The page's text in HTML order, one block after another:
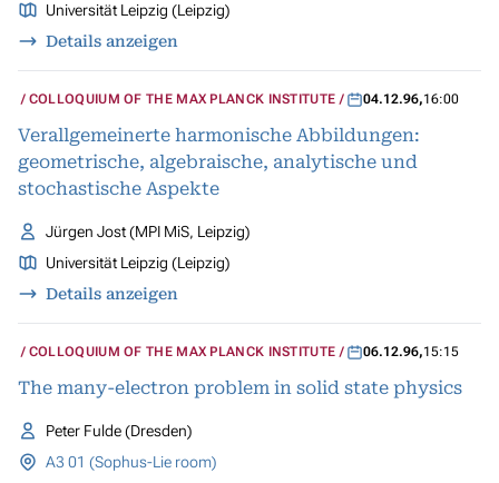
Universität Leipzig (Leipzig)
Details anzeigen
COLLOQUIUM OF THE MAX PLANCK INSTITUTE 04.12.96,16:00
Verallgemeinerte harmonische Abbildungen:
geometrische, algebraische, analytische und
stochastische Aspekte
Jürgen Jost (MPI MiS, Leipzig)
Universität Leipzig (Leipzig)
Details anzeigen
COLLOQUIUM OF THE MAX PLANCK INSTITUTE 06.12.96,15:15
The many-electron problem in solid state physics
Peter Fulde (Dresden)
A3 01 (Sophus-Lie room)